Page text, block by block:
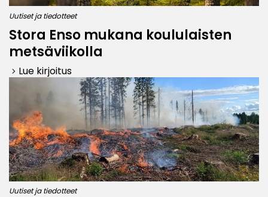
Uutiset ja tiedotteet
Stora Enso mukana koululaisten
metsäviikolla
keyboard_arrow_right Lue kirjoitus
Uutiset ja tiedotteet